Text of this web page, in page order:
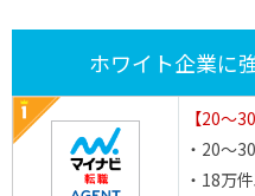
ホワイト企業に
【20～
・20～
・18万